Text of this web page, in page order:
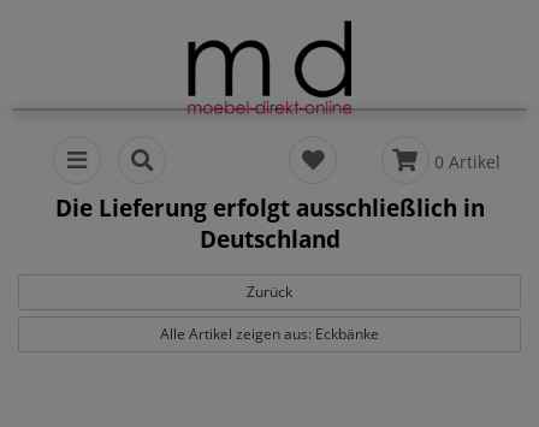
0 Artikel
Die Lieferung erfolgt ausschließlich in
Deutschland
Zurück
Alle Artikel zeigen aus: Eckbänke